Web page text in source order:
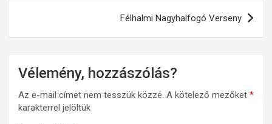
Félhalmi Nagyhalfogó Verseny
Vélemény, hozzászólás?
Az e-mail címet nem tesszük közzé. A kötelező mezőket *
karakterrel jelöltük